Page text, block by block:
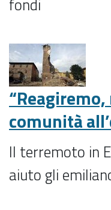
comunità
Il terremoto in
aiuto gli